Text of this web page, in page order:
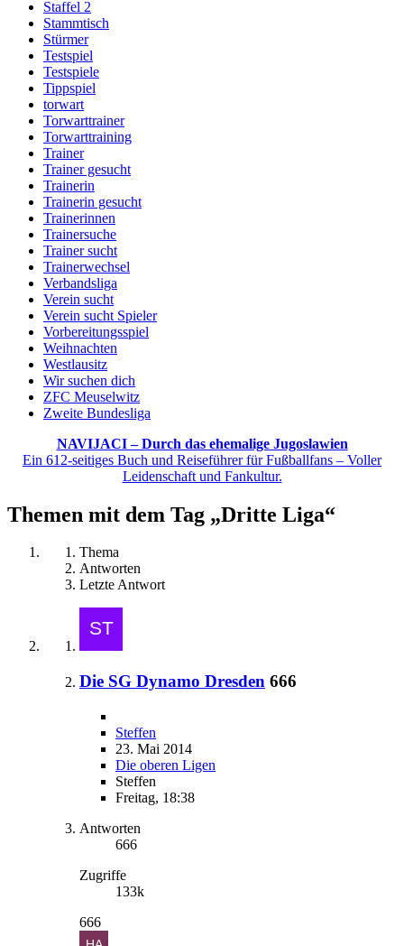
Staffel 2
Stammtisch
Stürmer
Testspiel
Testspiele
Tippspiel
torwart
Torwarttrainer
Torwarttraining
Trainer
Trainer gesucht
Trainerin
Trainerin gesucht
Trainerinnen
Trainersuche
Trainer sucht
Trainerwechsel
Verbandsliga
Verein sucht
Verein sucht Spieler
Vorbereitungsspiel
Weihnachten
Westlausitz
Wir suchen dich
ZFC Meuselwitz
Zweite Bundesliga
NAVIJACI – Durch das ehemalige Jugoslawien
Ein 612-seitiges Buch und Reiseführer für Fußballfans – Voller
Leidenschaft und Fankultur.
Themen mit dem Tag „Dritte Liga“
Thema
Antworten
Letzte Antwort
Die SG Dynamo Dresden 666
Steffen
23. Mai 2014
Die oberen Ligen
Steffen
Freitag, 18:38
Antworten
666
Zugriffe
133k
666